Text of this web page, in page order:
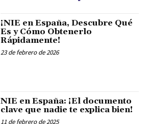
¡NIE en España, Descubre Qué
Es y Cómo Obtenerlo
Rápidamente!
23 de febrero de 2026
NIE en España: ¡El documento
clave que nadie te explica bien!
11 de febrero de 2025